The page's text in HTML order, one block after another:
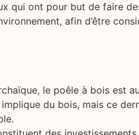
qui ont pour but de faire
afin d’être
le poêle à bois est
du bois, mais ce